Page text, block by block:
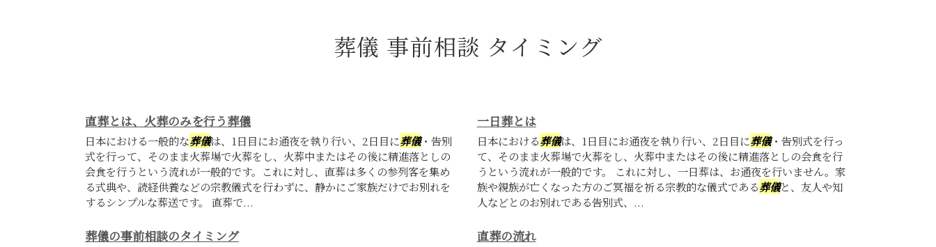
葬儀 事前相談 タイミング
直葬とは、火葬のみを行う葬儀
日本における一般的な葬儀は、1日目にお通夜を執り行い、2日目に葬儀・告別
式を行って、そのまま火葬場で火葬をし、火葬中またはその後に精進落としの
会食を行うという流れが一般的です。これに対し、直葬は多くの参列客を集め
る式典や、読経供養などの宗教儀式を行わずに、静かにご家族だけでお別れを
するシンプルな葬送です。 直葬で...
一日葬とは
日本における葬儀は、1日目にお通夜を執り行い、2日目に葬儀・告別式を行っ
て、そのまま火葬場で火葬をし、火葬中またはその後に精進落としの会食を行
うという流れが一般的です。 これに対し、一日葬は、お通夜を行いません。家
族や親族が亡くなった方のご冥福を祈る宗教的な儀式である葬儀と、友人や知
人などとのお別れである告別式、...
葬儀の事前相談のタイミング 直葬の流れ